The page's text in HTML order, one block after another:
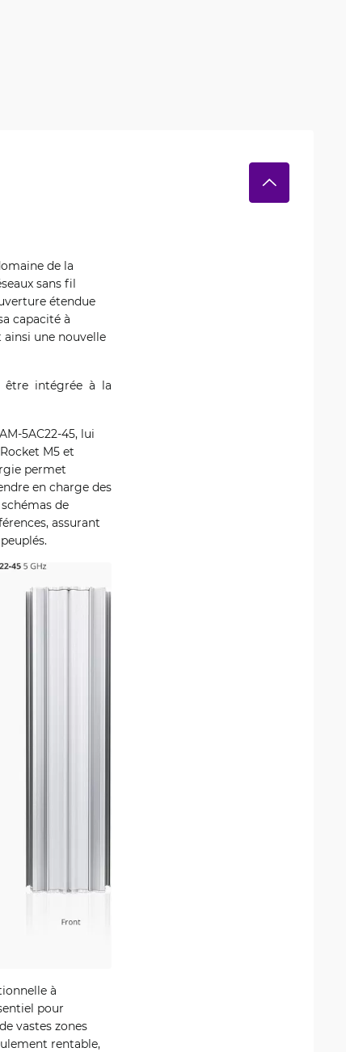
de la
sans fil
étendue
capacité à
ainsi une nouvelle
être intégrée à la
5AC22-45, lui
M5 et
permet
en charge des
de
assurant
à
pour
vastes zones
rentable,